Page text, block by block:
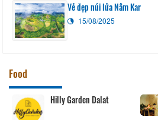
Vẻ đẹp núi lửa Nâm Kar
15/08/2025
Food
Hilly Garden Dalat